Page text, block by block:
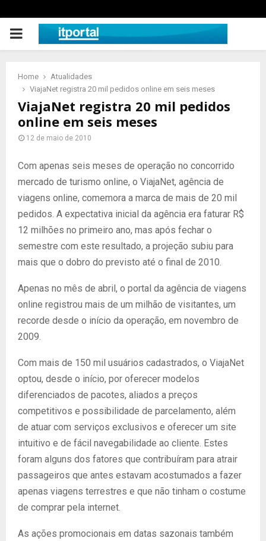
PRIMARY
Home
Atualidades
ViajaNet registra 20 mil pedidos online em seis meses
ViajaNet registra 20 mil pedidos
online em seis meses
12 de maio de 2010
Com apenas seis meses de operação no concorrido
mercado de turismo online, o ViajaNet, agência de
viagens online, comemora a marca de mais de 20 mil
pedidos. A expectativa inicial da agência era faturar R$
12 milhões no primeiro ano, mas após fechar o
semestre com este resultado, a projeção subiu para
mais que o dobro do previsto até o final de 2010.
Apenas no mês de abril, o portal da agência de viagens
online registrou mais de um milhão de visitantes, um
recorde desde o início da operação, em novembro de
2009.
Com mais de 150 mil usuários cadastrados, o ViajaNet
optou, desde o início, por oferecer modelos
diferenciados de pacotes, aliados a preços
competitivos e possibilidade de parcelamento, além
de atuar com serviços exclusivos e oferecer um site
intuitivo e de fácil navegabilidade ao cliente. Estes
foram alguns dos fatores que contribuíram para atrair
passageiros que antes estavam acostumados a fazer
apenas viagens terrestres e que não tinham o costume
de comprar pela internet.
As ações promocionais em datas sazonais também